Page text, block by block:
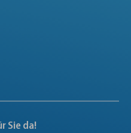
Sie da!